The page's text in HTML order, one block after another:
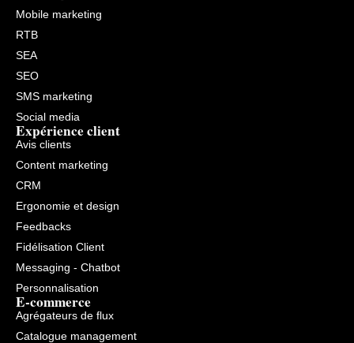
Mobile marketing
RTB
SEA
SEO
SMS marketing
Social media
Expérience client
Avis clients
Content marketing
CRM
Ergonomie et design
Feedbacks
Fidélisation Client
Messaging - Chatbot
Personnalisation
E-commerce
Agrégateurs de flux
Catalogue management